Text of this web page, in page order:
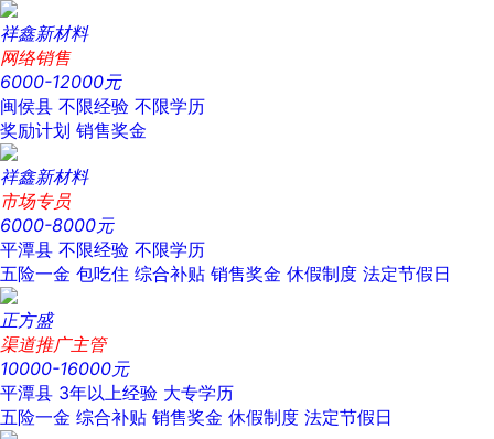
祥鑫新材料
网络销售
6000-12000元
闽侯县 不限经验 不限学历
奖励计划 销售奖金
祥鑫新材料
市场专员
6000-8000元
平潭县 不限经验 不限学历
五险一金 包吃住 综合补贴 销售奖金 休假制度 法定节假日
正方盛
渠道推广主管
10000-16000元
平潭县 3年以上经验 大专学历
五险一金 综合补贴 销售奖金 休假制度 法定节假日